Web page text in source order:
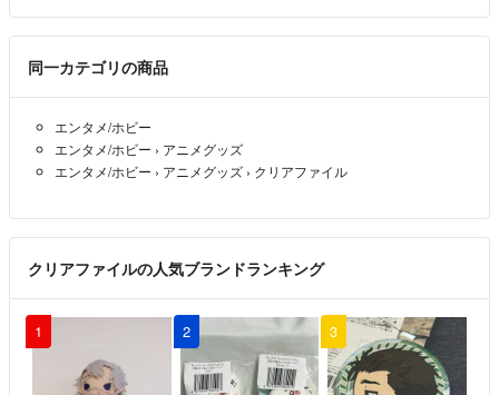
同一カテゴリの商品
エンタメ/ホビー
エンタメ/ホビー › アニメグッズ
エンタメ/ホビー › アニメグッズ › クリアファイル
クリアファイルの人気ブランドランキング
1 2 3